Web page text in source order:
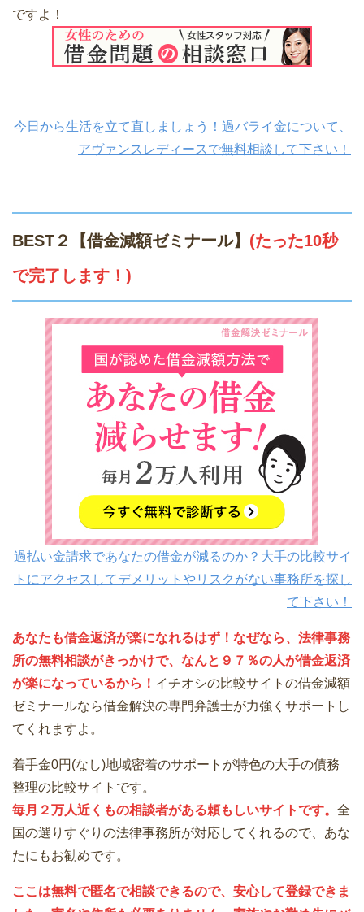
ですよ！
今日から生活を立て直しましょう！過バライ金について、
アヴァンスレディースで無料相談して下さい！
BEST２【借金減額ゼミナール】 (たった10秒
で完了します！)
過払い金請求であなたの借金が減るのか？大手の比較サイ
トにアクセスしてデメリットやリスクがない事務所を探し
て下さい！
あなたも借金返済が楽になれるはず！なぜなら、法律事務
所の無料相談がきっかけで、なんと９７％の人が借金返済
が楽になっているから！ イチオシの比較サイトの借金減額
ゼミナールなら借金解決の専門弁護士が力強くサポートし
てくれますよ。
着手金0円(なし)地域密着のサポートが特色の大手の債務
整理の比較サイトです。
毎月２万人近くもの相談者がある頼もしいサイトです。 全
国の選りすぐりの法律事務所が対応してくれるので、あな
たにもお勧めです。
ここは無料で匿名で相談できるので、安心して登録できま